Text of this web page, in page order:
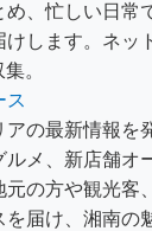
、忙しい日常
けします。ネッ
。
ス
の最新情報を
ルメ、新店舗オ
元の方や観光客
を届け、湘南の